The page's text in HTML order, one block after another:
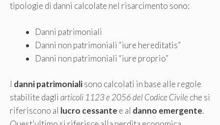
tipologie di danni calcolate nel risarcimento sono:
Danni patrimoniali
Danni non patrimoniali “iure hereditatis”
Danni non patrimoniali “iure proprio”
I danni patrimonialisono calcolati in base alle regole
stabilite dagli articoli 1123 e 2056 del Codice Civile che si
riferiscono al lucro cessante e al danno emergente.